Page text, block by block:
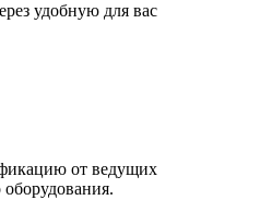
удобную для вас
от ведущих